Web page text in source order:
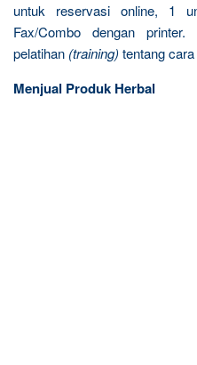
untuk reservasi online, 1
Fax/Combo dengan
pelatihan (training) tentang
Menjual Produk Herbal